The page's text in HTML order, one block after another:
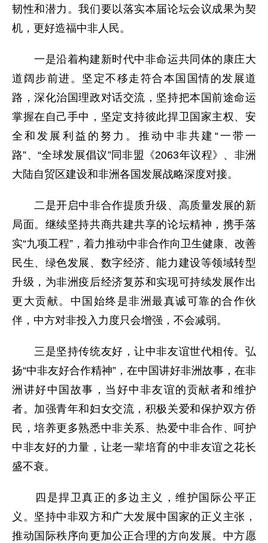
韧性和潜力。我们要以落实本届论坛会议成果为契
机，更好造福中非人民。
一是沿着构建新时代中非命运共同体的康庄大
道阔步前进。坚定不移走符合本国国情的发展道
路，深化治国理政对话交流，坚持把本国前途命运
掌握在自己手中，坚定支持彼此捍卫国家主权、安
全和发展利益的努力。推动中非共建“一带一
路”、“全球发展倡议”同非盟《2063年议程》、非洲
大陆自贸区建设和非洲各国发展战略深度对接。
二是开启中非合作提质升级、高质量发展的新
局面。继续坚持共商共建共享的论坛精神，携手落
实“九项工程”，着力推动中非合作向卫生健康、改善
民生、绿色发展、数字经济、能力建设等领域转型
升级，为非洲疫后经济复苏和实现可持续发展作出
更大贡献。中国始终是非洲最真诚可靠的合作伙
伴，中方对非投入力度只会增强，不会减弱。
三是坚持传统友好，让中非友谊世代相传。弘
扬“中非友好合作精神”，在中国讲好非洲故事，在非
洲讲好中国故事，当好中非友谊的贡献者和维护
者。加强青年和妇女交流，积极关爱和保护双方侨
民，培养更多熟悉中非关系、热爱中非合作、呵护
中非友好的力量，让老一辈培育的中非友谊之花长
盛不衰。
四是捍卫真正的多边主义，维护国际公平正
义。坚持中非双方和广大发展中国家的正义主张，
推动国际秩序向更加公正合理的方向发展。中方愿